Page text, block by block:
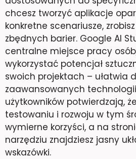
chcesz tworzyć aplikacje
konkretne scenariusze,
zbędnych barier. Google AI
centralne miejsce pracy
wykorzystać potencjał
swoich projektach – ułatwia
zaawansowanych technologii
użytkowników potwierdzają,
testowaniu i rozwoju w tym
wymierne korzyści, a na
narzędziu znajdziesz jasny
wskazówki.